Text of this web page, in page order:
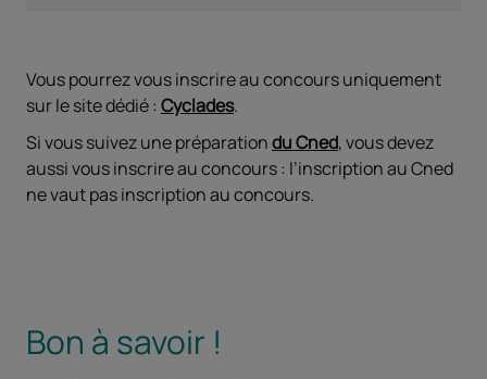
Vous pourrez vous inscrire au concours uniquement
sur le site dédié : Cyclades.
Si vous suivez une préparationdu Cned, vous devez
aussi vous inscrire au concours : l’inscription au Cned
ne vaut pas inscription au concours.
Bon à savoir !